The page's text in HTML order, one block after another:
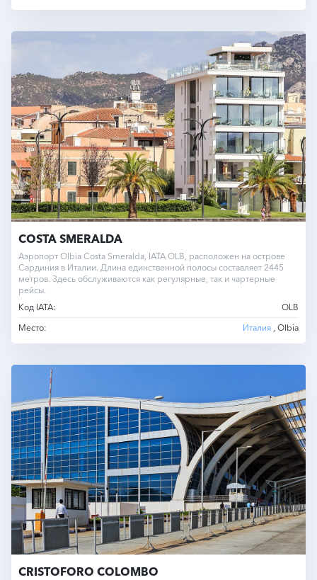
COSTA SMERALDA
Аэропорт Оlbia Costa Smeralda, IATA OLB, расположен на острове
Сардиния в Италии. Длина единственной полосы составляет 2445
метров. Здесь обслуживаются как регулярные, так и чартерные
рейсы.
Код IATA:
OLB
Место:
Италия , Olbia
CRISTOFORO COLOMBO